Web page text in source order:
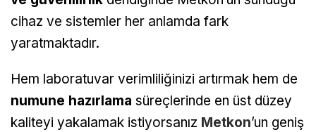
cihaz ve sistemler her anlamda fark
yaratmaktadır.
Hem laboratuvar verimliliğinizi artırmak hem de
numune hazırlama süreçlerinde en üst düzey
kaliteyi yakalamak istiyorsanız Metkon’un geniş